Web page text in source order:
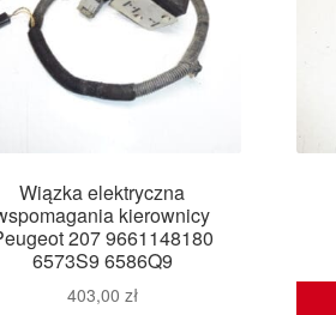
Wiązka elektryczna
kierownicy
207 9661148180
6573S9 6586Q9
403,00 zł